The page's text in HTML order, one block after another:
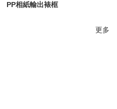
PP相紙輸出裱框
更多